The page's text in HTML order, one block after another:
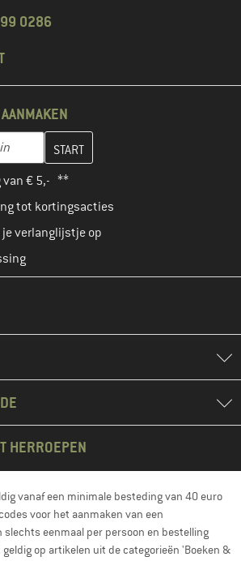
0286
in en maak in de volgende stap je
van € 5,- **
tot kortingsacties
verlanglijstje op
HERROEPEN
vanaf een minimale besteding van 40 euro
voor het aanmaken van een
eenmaal per persoon en bestelling
op artikelen uit de categorieën 'Boeken &